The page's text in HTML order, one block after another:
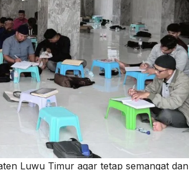
Luwu Timur agar tetap semangat dan